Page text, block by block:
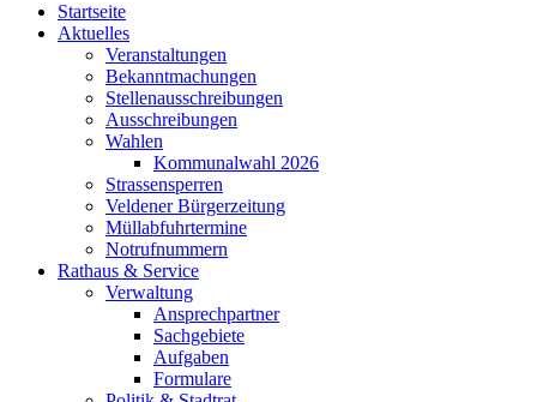
Startseite
Aktuelles
Veranstaltungen
Bekanntmachungen
Stellenausschreibungen
Ausschreibungen
Wahlen
Kommunalwahl 2026
Strassensperren
Veldener Bürgerzeitung
Müllabfuhrtermine
Notrufnummern
Rathaus & Service
Verwaltung
Ansprechpartner
Sachgebiete
Aufgaben
Formulare